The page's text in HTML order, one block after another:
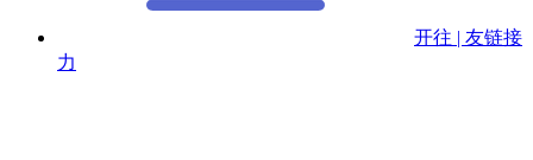
开往 | 友链接
力